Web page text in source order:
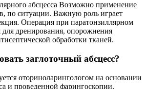
абсцесса Возможно применение
по ситуации. Важную роль играет
Операция при паратонзиллярном
для дренирования, опорожнения
обработки тканей.
заглоточный абсцесс?
оториноларингологом на основании
и проведенной фарингоскопии.